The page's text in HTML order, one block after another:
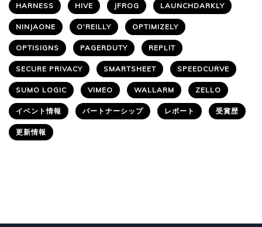
HARNESS HIVE JFROG LAUNCHDARKLY
NINJAONE O'REILLY OPTIMIZELY
OPTISIGNS PAGERDUTY REPLIT
SECURE PRIVACY SMARTSHEET SPEEDCURVE
SUMO LOGIC VIMEO WALLARM ZELLO
イベント情報 パートナーシップ レポート 受賞歴
更新情報